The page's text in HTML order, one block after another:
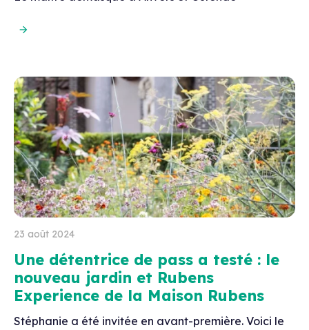
23 août 2024
Une détentrice de pass a testé : le
nouveau jardin et Rubens
Experience de la Maison Rubens
Stéphanie a été invitée en avant-première. Voici le